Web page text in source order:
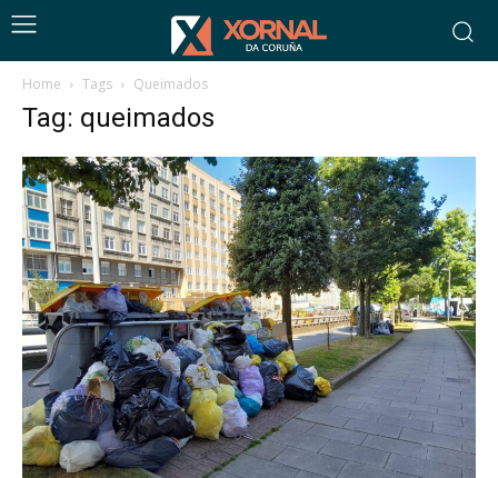
Home Tags Queimados
Tag: queimados